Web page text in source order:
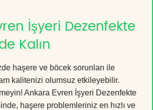
İşyeri Dezenfekte
Kalın
haşere ve böcek sorunları ile
kalitenizi olumsuz etkileyebilir.
Ankara Evren İşyeri Dezenfekte
haşere problemleriniz en hızlı ve